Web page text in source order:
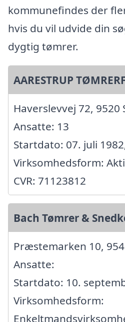
kommunefindes der
hvis du vil udvide din
dygtig tømrer.
AARESTRUP
Haverslevvej 72, 9520
Ansatte: 13
Startdato: 07. juli
Virksomhedsform:
CVR: 71123812
Bach Tømrer &
Præstemarken 10,
Ansatte:
Startdato: 10.
Virksomhedsform: